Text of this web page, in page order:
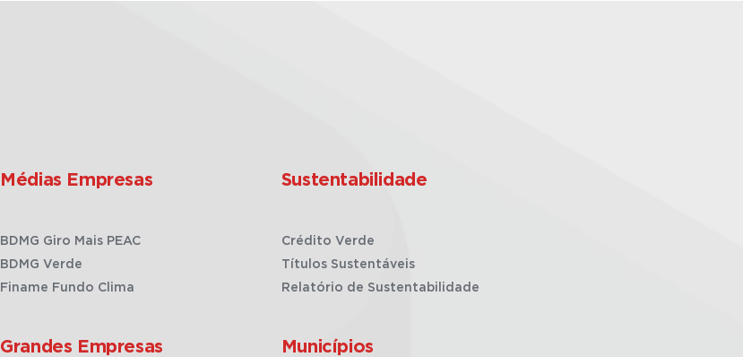
Médias Empresas
BDMG Giro Mais PEAC
BDMG Verde
Finame Fundo Clima
Grandes Empresas
Sustentabilidade
Crédito Verde
Títulos Sustentáveis
Relatório de Sustentabilidade
Municípios